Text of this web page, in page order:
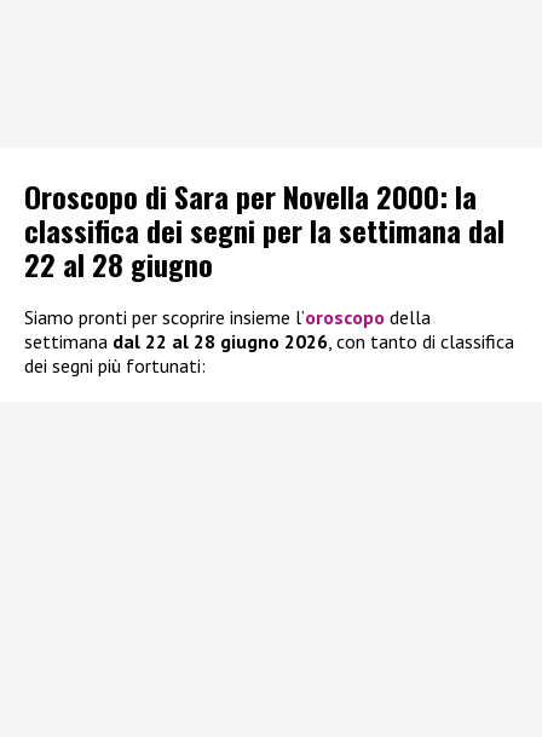
Oroscopo di Sara per Novella 2000: la
classifica dei segni per la settimana dal
22 al 28 giugno
Siamo pronti per scoprire insieme l’oroscopo della
settimana dal 22 al 28 giugno 2026, con tanto di classifica
dei segni più fortunati: